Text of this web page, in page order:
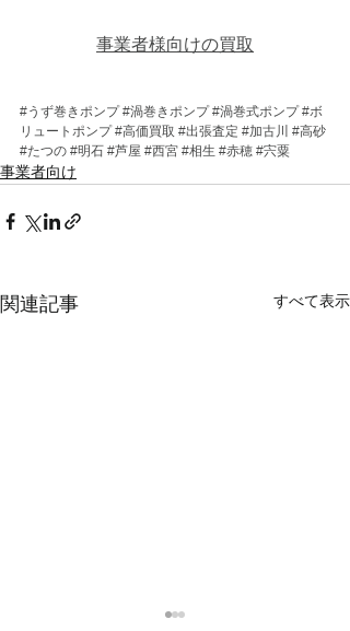
事業者様向けの買取
#うず巻きポンプ #渦巻きポンプ #渦巻式ポンプ #ボ
リュートポンプ #高価買取 #出張査定 #加古川 #高砂
#たつの #明石 #芦屋 #西宮 #相生 #赤穂 #宍粟
事業者向け
関連記事 すべて表示